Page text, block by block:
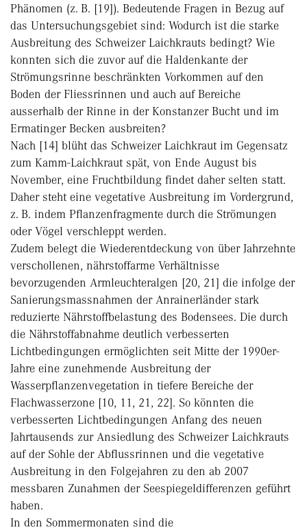
Phänomen (z. B. [19]). Bedeutende Fragen in Bezug auf
das Untersuchungsgebiet sind: Wodurch ist die starke
Ausbreitung des Schweizer Laichkrauts bedingt? Wie
konnten sich die zuvor auf die Haldenkante der
Strömungsrinne beschränkten Vorkommen auf den
Boden der Fliessrinnen und auch auf Bereiche
ausserhalb der Rinne in der Konstanzer Bucht und im
Ermatinger Becken ausbreiten?
Nach [14] blüht das Schweizer Laichkraut im Gegensatz
zum Kamm-Laichkraut spät, von Ende August bis
November, eine Fruchtbildung findet daher selten statt.
Daher steht eine vegetative Ausbreitung im Vordergrund,
z. B. indem Pflanzenfragmente durch die Strömungen
oder Vögel verschleppt werden.
Zudem belegt die Wiederentdeckung von über Jahrzehnte
verschollenen, nährstoffarme Verhältnisse
bevorzugenden Armleuchteralgen [20, 21] die infolge der
Sanierungsmassnahmen der Anrainerländer stark
reduzierte Nährstoffbelastung des Bodensees. Die durch
die Nährstoffabnahme deutlich verbesserten
Lichtbedingungen ermöglichten seit Mitte der 1990er-
Jahre eine zunehmende Ausbreitung der
Wasserpflanzenvegetation in tiefere Bereiche der
Flachwasserzone [10, 11, 21, 22]. So könnten die
verbesserten Lichtbedingungen Anfang des neuen
Jahrtausends zur Ansiedlung des Schweizer Laichkrauts
auf der Sohle der Abflussrinnen und die vegetative
Ausbreitung in den Folgejahren zu den ab 2007
messbaren Zunahmen der Seespiegeldifferenzen geführt
haben.
In den Sommermonaten sind die